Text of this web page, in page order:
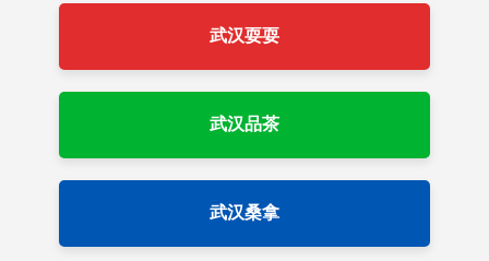
武汉耍耍
武汉品茶
武汉桑拿